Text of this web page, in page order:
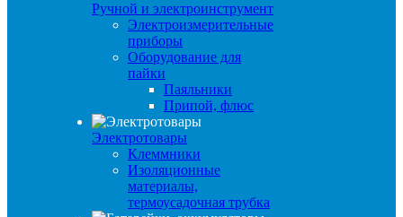
Ручной и электроинструмент
Электроизмерительные
приборы
Оборудование для
пайки
Паяльники
Припой, флюс
Электротовары
Клеммники
Изоляционные
материалы,
термоусадочная трубка